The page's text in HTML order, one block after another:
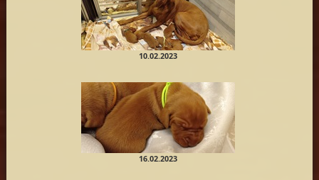
10.02.2023
16.02.2023